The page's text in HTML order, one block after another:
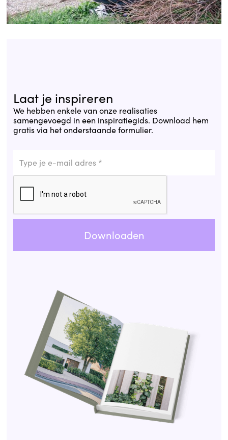
Laat je inspireren
We hebben enkele van onze realisaties
samengevoegd in een inspiratiegids. Download hem
gratis via het onderstaande formulier.